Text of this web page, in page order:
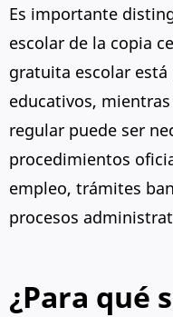
Es importante
escolar de la copia
gratuita escolar
educativos,
regular puede ser
procedimientos
empleo, trámites
procesos
¿Para qué